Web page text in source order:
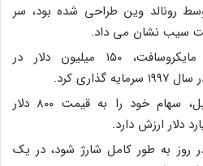
رونالد وین طراحی شده بود، سر
سیب نشان می داد.
بیل گیتس، بنیانگذار مایکروسافت، ۱۵۰ میلیون دلار در
کرد.
رونالد وین، بنیانگذار اپل، سهام خود را به قیمت ۸۰۰ دلار
روز به طور کامل شارژ شود، در یک